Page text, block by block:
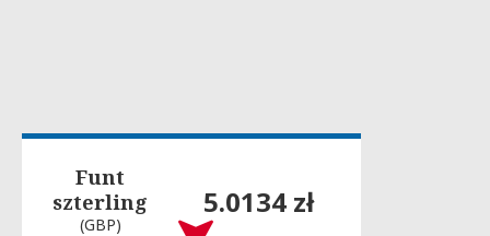
Funt
szterling
(GBP)
5.0134 zł